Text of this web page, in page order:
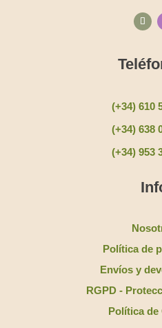
(+34) 610
(+34) 638
(+34) 953
Política de
Envíos y
RGPD -
Política de